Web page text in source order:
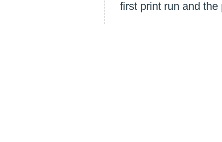
first print run and